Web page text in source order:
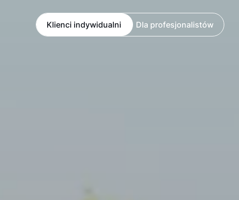
Klienci indywidualni Dla profesjonalistów